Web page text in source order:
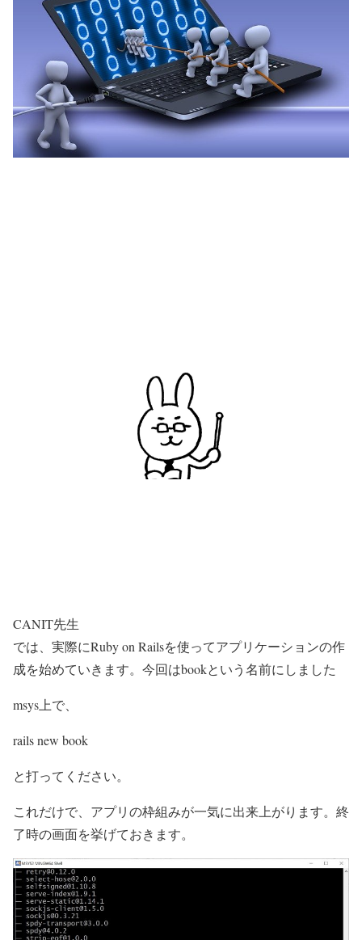
CANIT先生
では、実際にRuby on Railsを使ってアプリケーションの作
成を始めていきます。今回はbookという名前にしました
msys上で、
rails new book
と打ってください。
これだけで、アプリの枠組みが一気に出来上がります。終
了時の画面を挙げておきます。